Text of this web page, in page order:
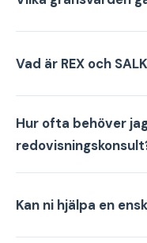
Vad är REX och
Hur ofta behöver
Kan ni hjälpa en